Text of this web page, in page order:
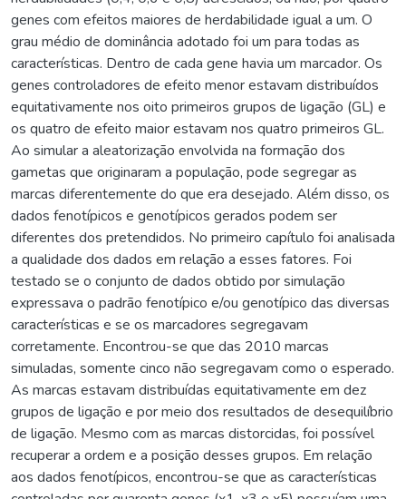
genes com efeitos maiores de herdabilidade igual a um. O
grau médio de dominância adotado foi um para todas as
características. Dentro de cada gene havia um marcador. Os
genes controladores de efeito menor estavam distribuídos
equitativamente nos oito primeiros grupos de ligação (GL) e
os quatro de efeito maior estavam nos quatro primeiros GL.
Ao simular a aleatorização envolvida na formação dos
gametas que originaram a população, pode segregar as
marcas diferentemente do que era desejado. Além disso, os
dados fenotípicos e genotípicos gerados podem ser
diferentes dos pretendidos. No primeiro capítulo foi analisada
a qualidade dos dados em relação a esses fatores. Foi
testado se o conjunto de dados obtido por simulação
expressava o padrão fenotípico e/ou genotípico das diversas
características e se os marcadores segregavam
corretamente. Encontrou-se que das 2010 marcas
simuladas, somente cinco não segregavam como o esperado.
As marcas estavam distribuídas equitativamente em dez
grupos de ligação e por meio dos resultados de desequilíbrio
de ligação. Mesmo com as marcas distorcidas, foi possível
recuperar a ordem e a posição desses grupos. Em relação
aos dados fenotípicos, encontrou-se que as características